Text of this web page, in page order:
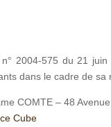
2004-575 du 21
dans le cadre de
COMTE – 48
Cube